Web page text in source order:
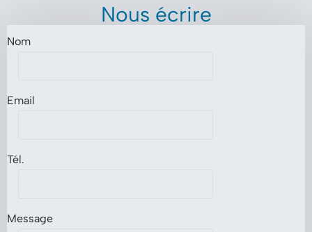
Nous écrire
Nom
Email
Tél.
Message